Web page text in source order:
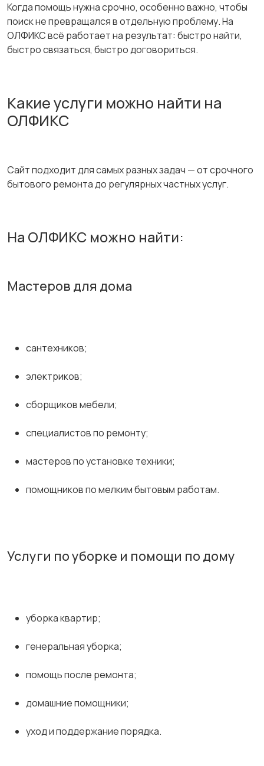
Когда помощь нужна срочно, особенно важно, чтобы
поиск не превращался в отдельную проблему. На
ОЛФИКС всё работает на результат: быстро найти,
быстро связаться, быстро договориться.
Какие услуги можно найти на
ОЛФИКС
Сайт подходит для самых разных задач — от срочного
бытового ремонта до регулярных частных услуг.
На ОЛФИКС можно найти:
Мастеров для дома
сантехников;
электриков;
сборщиков мебели;
специалистов по ремонту;
мастеров по установке техники;
помощников по мелким бытовым работам.
Услуги по уборке и помощи по дому
уборка квартир;
генеральная уборка;
помощь после ремонта;
домашние помощники;
уход и поддержание порядка.